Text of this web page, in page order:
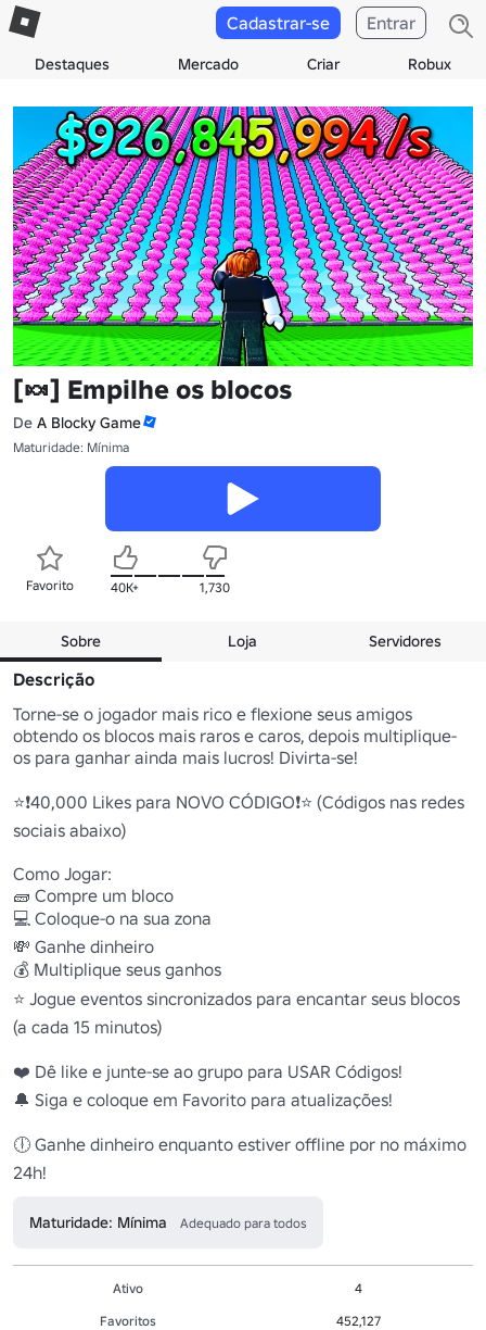
Destaques Mercado Criar Robux
Cadastrar-se Entrar
[🍬] Empilhe os blocos
De A Blocky Game
Maturidade: Mínima
Favorito 40K+ 1,730
Sobre Loja Servidores
Descrição
Torne-se o jogador mais rico e flexione seus amigos
obtendo os blocos mais raros e caros, depois multiplique-
os para ganhar ainda mais lucros! Divirta-se!
⭐❗40,000 Likes para NOVO CÓDIGO❗⭐ (Códigos nas redes
sociais abaixo)
Como Jogar:
🧱 Compre um bloco
💻 Coloque-o na sua zona
💸 Ganhe dinheiro
💰 Multiplique seus ganhos
⭐ Jogue eventos sincronizados para encantar seus blocos
(a cada 15 minutos)
❤️ Dê like e junte-se ao grupo para USAR Códigos!
🔔 Siga e coloque em Favorito para atualizações!
🕕 Ganhe dinheiro enquanto estiver offline por no máximo
24h!
Maturidade: Mínima Adequado para todos
Ativo
4
Favoritos
452,127